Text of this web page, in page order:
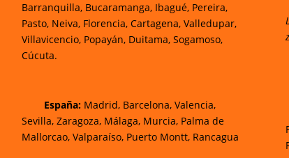
Barranquilla,Bucaramanga,Ibagué,Pereira,
Pasto, Neiva, Florencia, Cartagena, Valledupar,
Villavicencio,Popayán, Duitama, Sogamoso,
Cúcuta.
España: Madrid, Barcelona, Valencia,
Sevilla, Zaragoza, Málaga, Murcia, Palma de
Mallorcao, Valparaíso, Puerto Montt, Rancagua